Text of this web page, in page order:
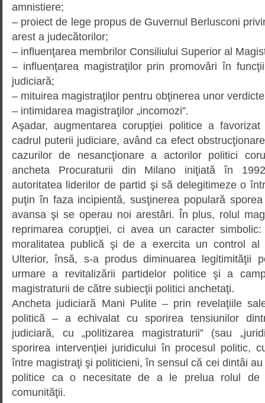
amnistiere;
– proiect de lege propus de Gu­ver­nul Berlusconi
arest a judecătorilor;
– influenţarea membrilor Consiliului Superior al
– influenţarea magistraţilor prin pro­movări în
judiciară;
– mituirea magistraţilor pentru obţi­nerea unor
– intimidarea magistraţilor „inco­mo­zi”.
Aşadar, augmentarea corupţiei poli­tice a
cadrul puterii judiciare, având ca efect
cazurilor de nesancţionare a actorilor politici
ancheta Procuraturii din Mila­no iniţiată în
autoritatea liderilor de partid şi să delegitimeze o
puţin în faza incipientă, susţinerea populară
avansa şi se operau noi arestări. În plus, rolul
reprimarea corupţiei, ci avea un ca­racter
moralitatea publică şi de a exercita un control al
Ulterior, însă, s-a produs diminuarea legitimităţii
urmare a revitalizării partidelor politice şi a
magistraturii de către subiecţii politici anchetaţi.
Ancheta judiciară Mani Pulite – prin revelaţiile
politică – a echivalat cu spo­ri­rea tensiunilor
judiciară, cu „politizarea magis­tra­turii” (sau
sporirea intervenţiei juridicului în procesul politic,
între magistraţi şi politicieni, în sensul că cei dintâi
politice ca o necesitate de a le prelua rolul de
comunităţii.